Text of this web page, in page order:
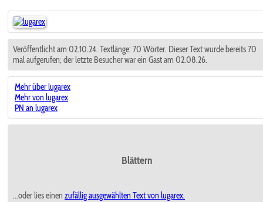
Veröffentlicht am 02.10.24. Textlänge: 70 Wörter. Dieser Text wurde bereits 70
mal aufgerufen; der letzte Besucher war ein Gast am 02.08.26.
Mehr über lugarex
Mehr von lugarex
PN an lugarex
Blättern
...oder lies einen zufällig ausgewählten Text von lugarex.